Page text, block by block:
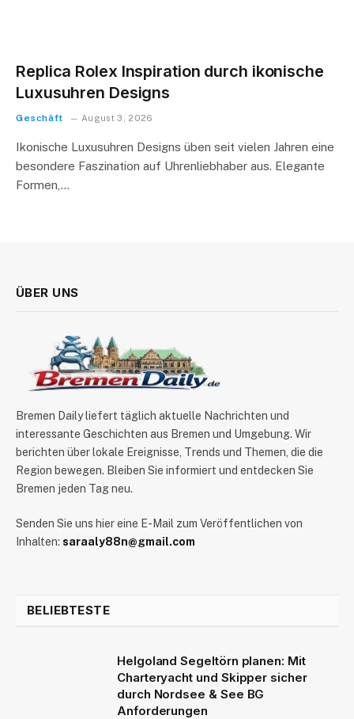
Replica Rolex Inspiration durch ikonische
Luxusuhren Designs
Geschäft August 3, 2026
Ikonische Luxusuhren Designs üben seit vielen Jahren eine
besondere Faszination auf Uhrenliebhaber aus. Elegante
Formen,…
ÜBER UNS
Bremen Daily liefert täglich aktuelle Nachrichten und
interessante Geschichten aus Bremen und Umgebung. Wir
berichten über lokale Ereignisse, Trends und Themen, die die
Region bewegen. Bleiben Sie informiert und entdecken Sie
Bremen jeden Tag neu.
Senden Sie uns hier eine E-Mail zum Veröffentlichen von
Inhalten: saraaly88n@gmail.com
BELIEBTESTE
Helgoland Segeltörn planen: Mit
Charteryacht und Skipper sicher
durch Nordsee & See BG
Anforderungen